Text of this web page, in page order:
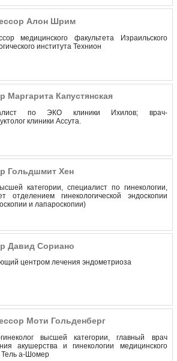
Алон Шрим
медицинского факультета Израильского
института Технион
Маргарита Капустянская
по ЭКО клиники Ихилов; врач-
клиники Ассута.
Гольдшмит Хен
категории, специалист по гинекологии,
отделением гинекологической эндоскопии
и лапароскопии)
Давид Сориано
центром лечения эндометриоза
Моти Гольденберг
гинеколог высшей категории, главный врач
акушерства и гинекологии медицинского
Тель а-Шомер